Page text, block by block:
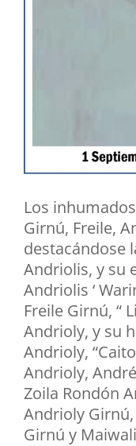
Los
Girnú, Freile,
destacándose
Andriolis, y su
Andriolis ‘
Freile Girnú, “
Andrioly, y su
Andrioly,
Andrioly,
Zoila Rondón
Andrioly
Girnú y